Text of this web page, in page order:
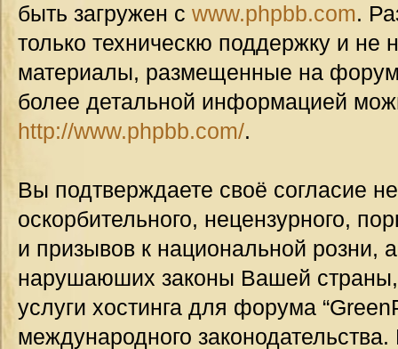
быть загружен с www.phpbb.com.
только техническю поддержку и не
материалы, размещенные на
более детальной информацией
http://www.phpbb.com/.
Вы подтверждаете своё согласие
оскорбительного, нецензурного,
и призывов к национальной розни,
нарушаюших законы Вашей страны,
услуги хостинга для форума
международного